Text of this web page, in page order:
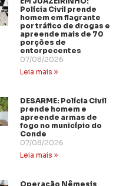
Polícia Civil prende
homem em flagrante
por tráfico de drogas e
apreende mais de 70
porções de
entorpecentes
07/08/2026
Leia mais »
DESARME: Polícia Civil
prende homem e
apreende armas de
fogo no município do
Conde
07/08/2026
Leia mais »
Operação Nêmesis